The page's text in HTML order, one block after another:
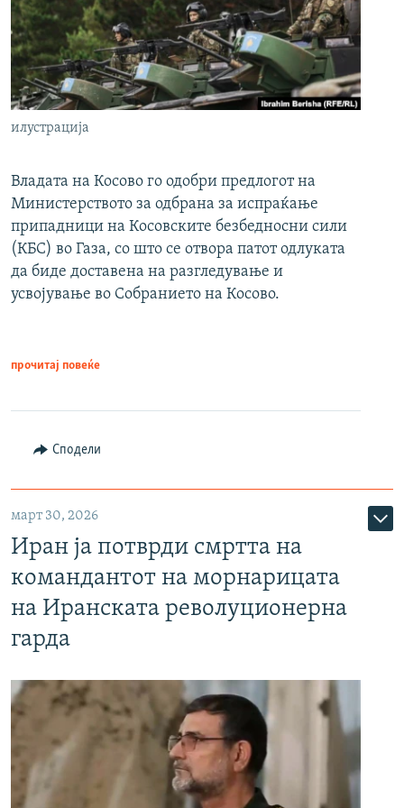
илустрација
Владата на Косово го одобри предлогот на
Министерството за одбрана за испраќање
припадници на Косовските безбедносни сили
(КБС) во Газа, со што се отвора патот одлуката
да биде доставена на разгледување и
усвојување во Собранието на Косово.
прочитај повеќе
Сподели
март 30, 2026
Иран ја потврди смртта на
командантот на морнарицата
на Иранската револуционерна
гарда